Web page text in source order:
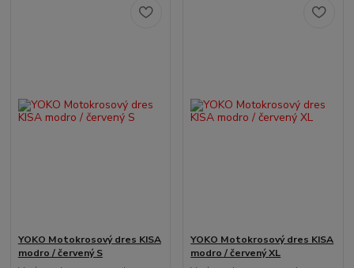
YOKO Motokrosový dres KISA
modro / červený S
YOKO Motokrosový dres KISA
modro / červený XL